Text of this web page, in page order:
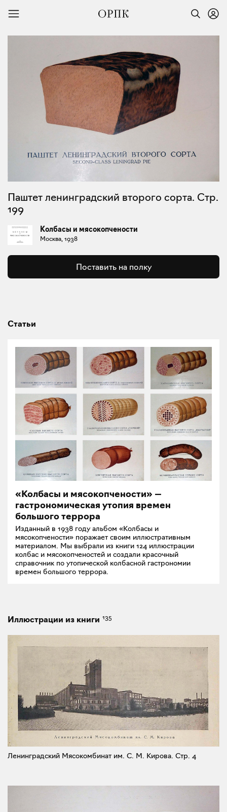
Паштет ленинградский второго сорта. Стр.
199
Колбасы и мясокопчености
Москва, 1938
Поставить на полку
Статьи
«Колбасы и мясокопчености» —
гастрономическая утопия времен
большого террора
Изданный в 1938 году альбом «Колбасы и
мясокопчености» поражает своим иллюстративным
материалом. Мы выбрали из книги 124 иллюстрации
колбас и мясокопченостей и создали красочный
справочник по утопической колбасной гастрономии
времен большого террора.
Иллюстрации из книги 135
Ленинградский Мясокомбинат им. С. М. Кирова. Стр. 4